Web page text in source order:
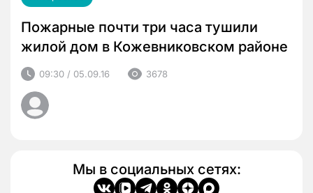
Пожарные почти три часа тушили
жилой дом в Кожевниковском районе
09:30 / 05.09.16 3678
Мы в социальных сетях: